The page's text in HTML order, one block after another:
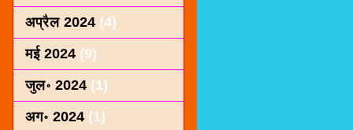
अप्रैल 2024 (4)
मई 2024 (9)
जुल॰ 2024 (1)
अग॰ 2024 (1)